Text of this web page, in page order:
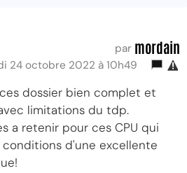
par mordain
24 octobre 2022 à 10h49
dossier bien complet et
limitations du tdp.
a retenir pour ces CPU qui
d'une excellente